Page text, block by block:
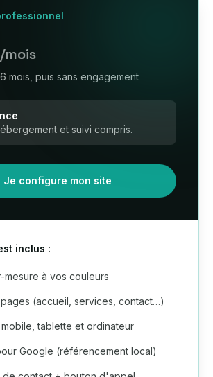
/mois
mois, puis sans engagement
et suivi compris.
Je configure mon site
inclus :
mesure à vos couleurs
(accueil, services, contact…)
tablette et ordinateur
Google (référencement local)